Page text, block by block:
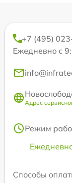
+7 (495)
Ежедневно с
Адрес
Режим
Способы